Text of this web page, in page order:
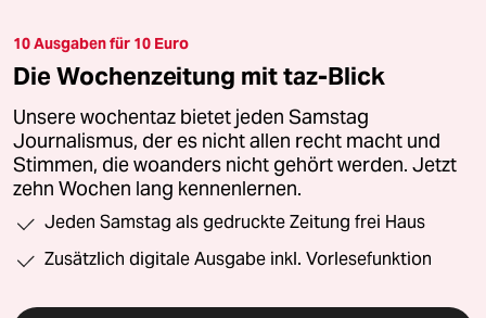
10 Ausgaben für 10 Euro
Die Wochenzeitung mit taz-Blick
Unsere wochentaz bietet jeden Samstag
Journalismus, der es nicht allen recht macht und
Stimmen, die woanders nicht gehört werden. Jetzt
zehn Wochen lang kennenlernen.
Jeden Samstag als gedruckte Zeitung frei Haus
Zusätzlich digitale Ausgabe inkl. Vorlesefunktion